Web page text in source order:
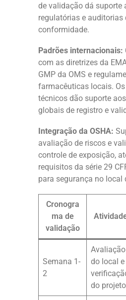
de validação dá suporte
regulatórias e auditorias
conformidade.
Padrões internacionais:
com as diretrizes da
GMP da OMS e
farmacêuticas locais.
técnicos dão suporte
globais de registro e
Integração da OSHA:
avaliação de riscos e
controle de exposição,
requisitos da série 29
para segurança no local
Cronogra
ma de
validação
Semana 1-
2
Avaliação
do local e
do projeto